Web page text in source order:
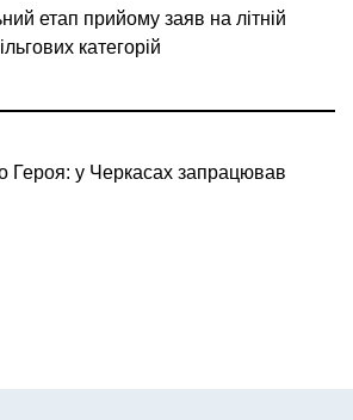
етап прийому заяв на літній
категорій
Героя: у Черкасах запрацював